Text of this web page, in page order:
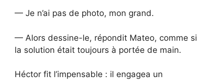
— Je n’ai pas de photo, mon grand.
— Alors dessine-le, répondit Mateo, comme si
la solution était toujours à portée de main.
Héctor fit l’impensable : il engagea un